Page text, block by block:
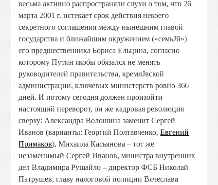
весьма активно распространяли слухи о том, что 26
марта 2001 г. истекает срок действия некоего
секретного соглашения между нынешним главой
государства и ближайшим окружением («семьЈй»)
его предшественника Бориса Ельцина, согласно
которому Путин якобы обязался не менять
руководителей правительства, кремлЈвской
администрации, ключевых министерств ровно 366
дней. И потому сегодня должен произойти
настоящий переворот, он же кадровая революция
сверху: Александра Волошина заменит Сергей
Иванов (варианты: Георгий Полтавченко,Евгений
Примаков), Михаила Касьянова – тот же
незаменимый Сергей Иванов, министра внутренних
дел Владимира Рушайло – директор ФСБ Николай
Патрушев, главу налоговой полиции Вячеслава